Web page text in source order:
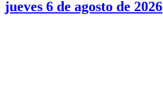
jueves 6 de agosto de 2026